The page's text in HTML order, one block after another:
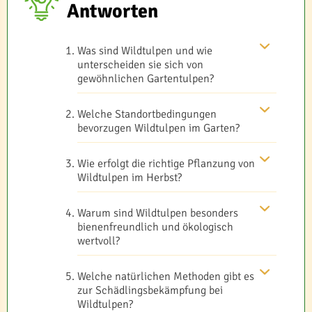
Antworten
Was sind Wildtulpen und wie
unterscheiden sie sich von
gewöhnlichen Gartentulpen?
Welche Standortbedingungen
bevorzugen Wildtulpen im Garten?
Wie erfolgt die richtige Pflanzung von
Wildtulpen im Herbst?
Warum sind Wildtulpen besonders
bienenfreundlich und ökologisch
wertvoll?
Welche natürlichen Methoden gibt es
zur Schädlingsbekämpfung bei
Wildtulpen?